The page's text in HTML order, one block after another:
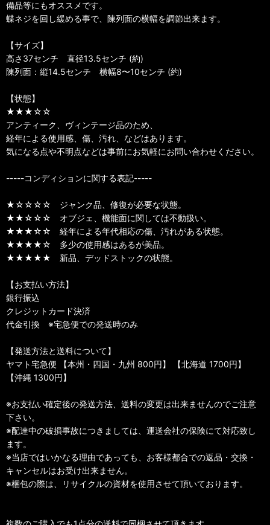
備品等にもオススメです。
蝶ネジを回し緩める事で、陳列面の横幅を調節出来ます。
【サイズ】
高さ37センチ 直径13.5センチ (約)
陳列面：縦14.5センチ 横幅8〜10センチ (約)
【状態】
★★★☆☆
アンティーク、ヴィンテージ品のため、
経年による使用感、傷、汚れ、などはあります。
気になる点や不明点などは事前にお気軽にお問い合わせください。
-----コンディションに関する表記-----
★☆☆☆☆ ジャンク品、修復が必要な状態。
★★☆☆☆ オブジェ、機能面に関しては不動扱い。
★★★☆☆ 経年による年代相応の傷、汚れがある状態。
★★★★☆ 多少の使用感はあるが美品。
★★★★★ 新品、デッドストックの状態。
【お支払い方法】
銀行振込
クレジットカード決済
代金引換 ※宅急便での発送時のみ
【発送方法と送料について】
ヤマト宅急便 【本州・四国・九州 800円】 【北海道 1700円】
【沖縄 1300円】
※お支払い確定後の発送方法、送料の変更は出来ませんのでご注意
下さい。
※配達中の破損事故につきましては、運送会社の保険にて対応致し
ます。
※当店ではいかなる理由であっても、お客様都合での返品・交換・
キャンセルはお受け出来ません。
※梱包の際は、リサイクルの資材を使用させて頂いております。